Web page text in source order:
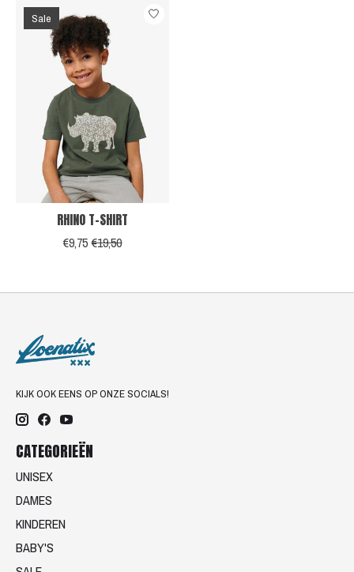
Sale
RHINO T-SHIRT
€9,75 €19,50
KIJK OOK EENS OP ONZE SOCIALS!
CATEGORIEËN
UNISEX
DAMES
KINDEREN
BABY'S